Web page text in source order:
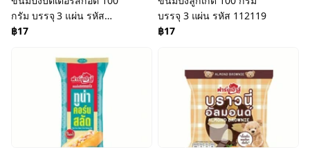
กรัม บรรจุ 3 แผ่น รหัส
112102
฿17
บรรจุ 3 แผ่น รหัส 112119
฿17